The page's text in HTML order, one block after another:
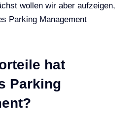
wollen wir aber aufzeigen,
Parking Management
hat
Parking